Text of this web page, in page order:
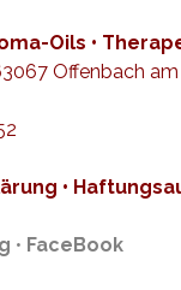
Oils •
Offenbach
•
• FaceBook